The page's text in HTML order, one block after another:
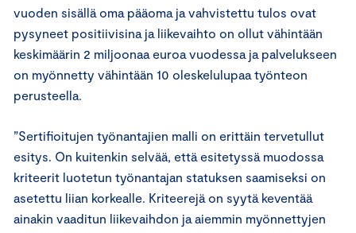
vuoden sisällä oma pääoma ja vahvistettu tulos ovat
pysyneet positiivisina ja liikevaihto on ollut vähintään
keskimäärin 2 miljoonaa euroa vuodessa ja palvelukseen
on myönnetty vähintään 10 oleskelulupaa työnteon
perusteella.
”Sertifioitujen työnantajien malli on erittäin tervetullut
esitys. On kuitenkin selvää, että esitetyssä muodossa
kriteerit luotetun työnantajan statuksen saamiseksi on
asetettu liian korkealle. Kriteerejä on syytä keventää
ainakin vaaditun liikevaihdon ja aiemmin myönnettyjen